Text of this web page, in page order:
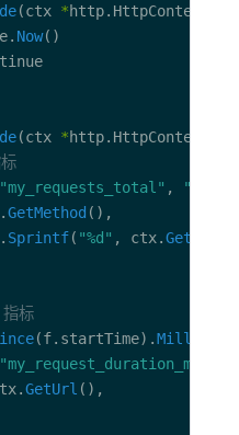
(ctx *
Now
(ctx *
"my_requests_total" ,
GetMethod
Sprintf( "%d" , ctx.
标
(f.startTime).
"my_request_duration_ms"
GetUrl